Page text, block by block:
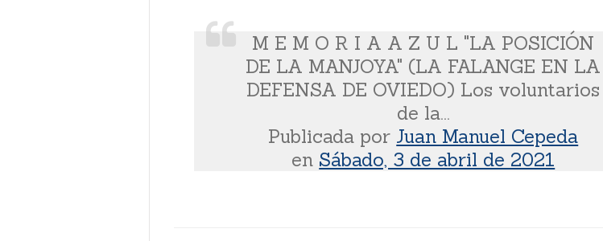
M E M O R I A A Z U L "LA POSICIÓN
DE LA MANJOYA" (LA FALANGE EN LA
DEFENSA DE OVIEDO) Los voluntarios
de la...
Publicada por Juan Manuel Cepeda
en Sábado, 3 de abril de 2021